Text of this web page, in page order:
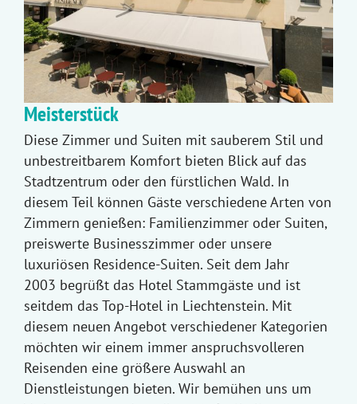
Meisterstück
Diese Zimmer und Suiten mit sauberem Stil und
unbestreitbarem Komfort bieten Blick auf das
Stadtzentrum oder den fürstlichen Wald. In
diesem Teil können Gäste verschiedene Arten von
Zimmern genießen: Familienzimmer oder Suiten,
preiswerte Businesszimmer oder unsere
luxuriösen Residence-Suiten. Seit dem Jahr
2003 begrüßt das Hotel Stammgäste und ist
seitdem das Top-Hotel in Liechtenstein. Mit
diesem neuen Angebot verschiedener Kategorien
möchten wir einem immer anspruchsvolleren
Reisenden eine größere Auswahl an
Dienstleistungen bieten. Wir bemühen uns um